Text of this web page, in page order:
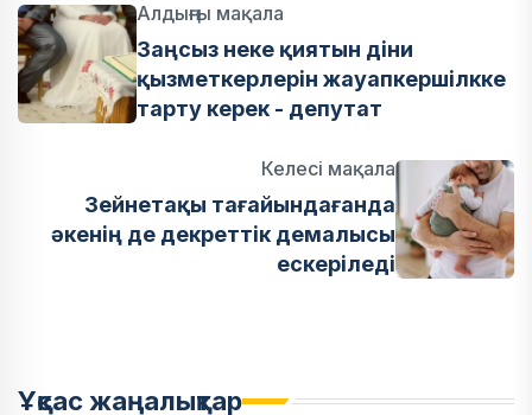
Алдыңғы мақала
Заңсыз неке қиятын діни
қызметкерлерін жауапкершілкке
тарту керек - депутат
Келесі мақала
Зейнетақы тағайындағанда
әкенің де декреттік демалысы
ескеріледі
Ұқсас жаңалықтар